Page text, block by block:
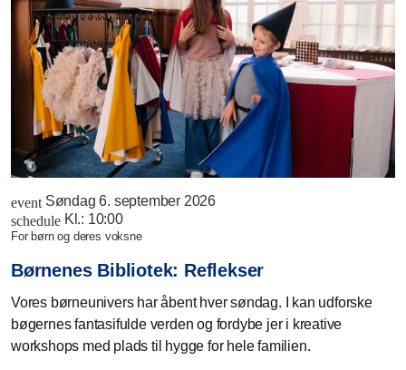
event Søndag 6. september 2026
schedule Kl.: 10:00
for børn og deres voksne
Børnenes Bibliotek: Reflekser
Vores børneunivers har åbent hver søndag. I kan udforske
bøgernes fantasifulde verden og fordybe jer i kreative
workshops med plads til hygge for hele familien.